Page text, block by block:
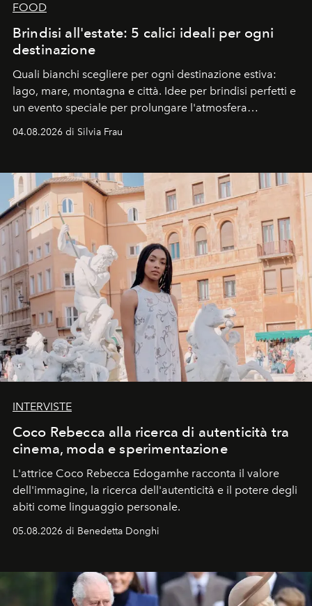
FOOD
Brindisi all'estate: 5 calici ideali per ogni
destinazione
Quali bianchi scegliere per ogni destinazione estiva:
lago, mare, montagna e città. Idee per brindisi perfetti e
un evento speciale per prolungare l'atmosfera
04.08.2026 di Silvia Frau
INTERVISTE
Coco Rebecca alla ricerca di autenticità tra
cinema, moda e sperimentazione
L'attrice Coco Rebecca Edogamhe racconta il valore
dell'immagine, la ricerca dell'autenticità e il potere degli
abiti come linguaggio personale.
05.08.2026 di Benedetta Donghi